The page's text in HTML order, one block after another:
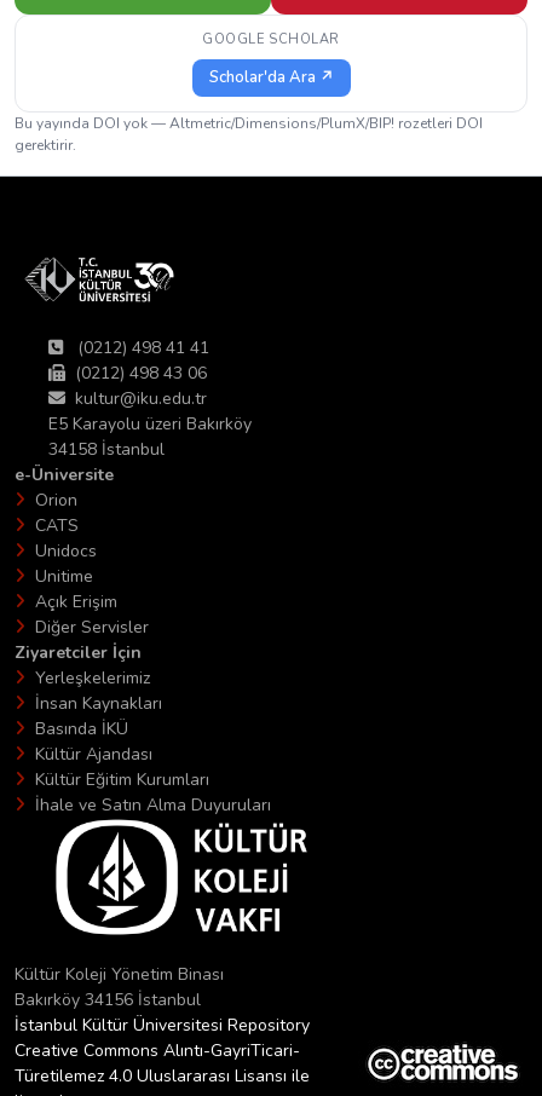
GOOGLE SCHOLAR
Scholar'da Ara ↗
Bu yayında DOI yok — Altmetric/Dimensions/PlumX/BIP! rozetleri DOI
gerektirir.
(0212) 498 41 41
(0212) 498 43 06
kultur@iku.edu.tr
E5 Karayolu üzeri Bakırköy
34158 İstanbul
e-Üniversite
Orion
CATS
Unidocs
Unitime
Açık Erişim
Diğer Servisler
Ziyaretciler İçin
Yerleşkelerimiz
İnsan Kaynakları
Basında İKÜ
Kültür Ajandası
Kültür Eğitim Kurumları
İhale ve Satın Alma Duyuruları
Kültür Koleji Yönetim Binası
Bakırköy 34156 İstanbul
İstanbul Kültür Üniversitesi Repository
Creative Commons Alıntı-GayriTicari-
Türetilemez 4.0 Uluslararası Lisansı ile